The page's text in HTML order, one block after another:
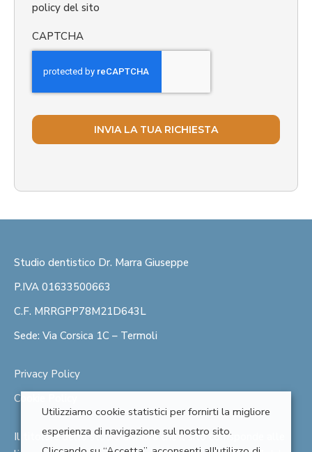
policy del sito
CAPTCHA
Studio dentistico Dr. Marra Giuseppe
P.IVA 01633500663
C.F. MRRGPP78M21D643L
Sede: Via Corsica 1C – Termoli
Privacy Policy
Cookie Policy
Il titolare dello studio dichiara che il sito corrisponde alle
Utilizziamo cookie statistici per fornirti la migliore
esperienza di navigazione sul nostro sito.